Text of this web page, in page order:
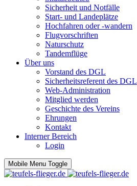
Sicherheit und Notfälle
Start- und Landeplätze
Hochfahren oder -wandern
Flugvorschriften
Naturschutz
Tandemflüge
Über uns
Vorstand des DGL
Sicherheitsreferent des DGL
Web-Administration
Mitglied werden
Geschichte des Vereins
Ehrungen
Kontakt
Interner Bereich
Login
Mobile Menu Toggle